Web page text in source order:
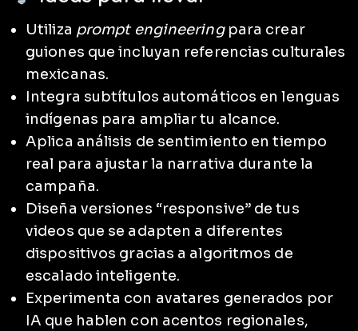
Utiliza prompt engineeringpara crear
guiones que incluyan referencias culturales
mexicanas.
Integra subtítulos automáticos en lenguas
indígenas para ampliar tu alcance.
Aplica análisis de sentimiento en tiempo
real para ajustar la narrativa durante la
campaña.
Diseña versiones “responsive” de tus
videos que se adapten a diferentes
dispositivos gracias a algoritmos de
escalado inteligente.
Experimenta con avatares generados por
IA que hablen con acentos regionales,